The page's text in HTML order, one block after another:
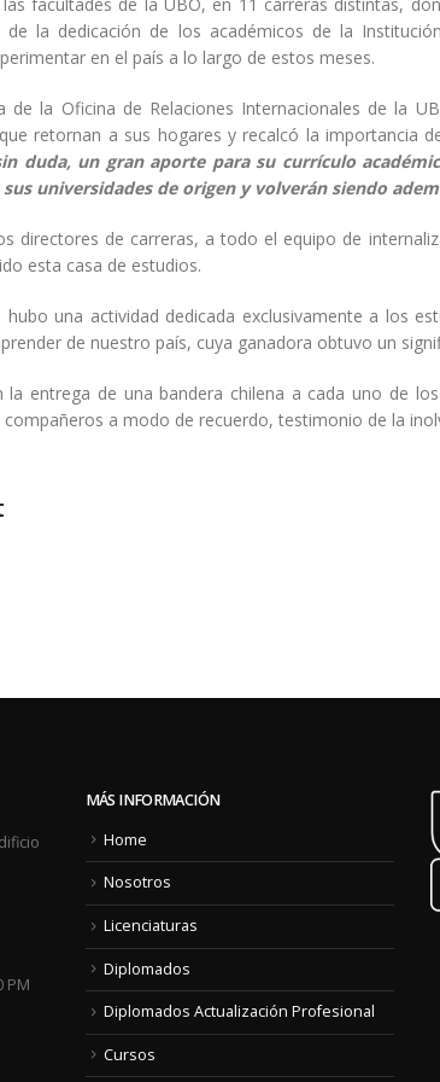
de la dedicación de los académicos de la
en el país a lo largo de estos meses.
de la Oficina de Relaciones Internacionales de la
retornan a sus hogares y recalcó la importancia
duda, un gran aporte para su currículo
universidades de origen y volverán siendo
directores de carreras, a todo el equipo de
esta casa de estudios.
una actividad dedicada exclusivamente a los
de nuestro país, cuya ganadora obtuvo un
entrega de una bandera chilena a cada uno de
a modo de recuerdo, testimonio de la
PM
MÁS INFORMACIÓN
Home
Nosotros
Licenciaturas
Diplomados
Diplomados Actualización Profesional
Cursos